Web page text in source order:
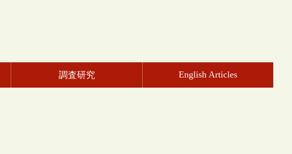
調査研究 English Articles